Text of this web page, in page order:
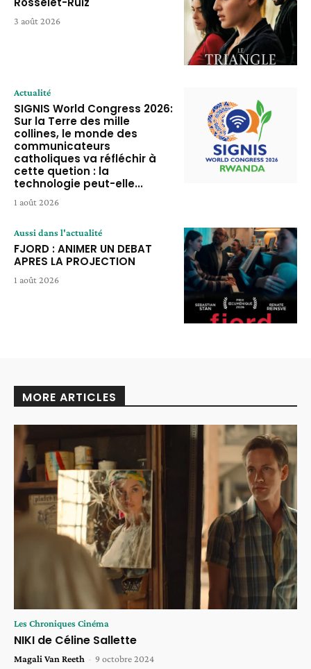
3 août 2026
Actualité
SIGNIS World Congress 2026:
Sur la Terre des mille
collines, le monde des
communicateurs
catholiques va réfléchir à
cette quetion : la
technologie peut-elle...
1 août 2026
Aussi dans l'actualité
FJORD : ANIMER UN DEBAT
APRES LA PROJECTION
1 août 2026
MORE ARTICLES
Les Chroniques Cinéma
NIKI de Céline Sallette
Magali Van Reeth - 9 octobre 2024